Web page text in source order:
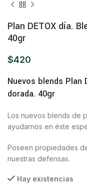
Plan DETOX día.
40gr
$420
Nuevos blends Plan
dorada. 40gr
Los nuevos blends de
ayudarnos en éste
Poseen propiedades
nuestras defensas.
Hay existencias